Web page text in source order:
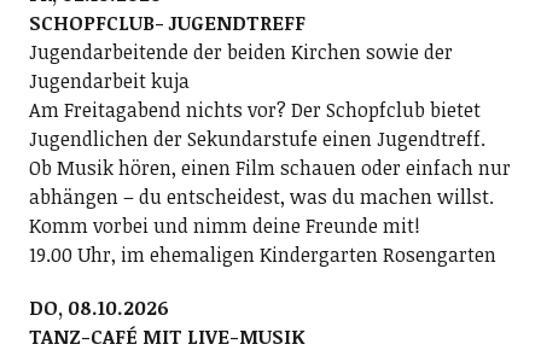
SCHOPFCLUB- JUGENDTREFF
Jugendarbeitende der beiden Kirchen sowie der
Jugendarbeit kuja
Am Freitagabend nichts vor? Der Schopfclub bietet
Jugendlichen der Sekundarstufe einen Jugendtreff.
Ob Musik hören, einen Film schauen oder einfach nur
abhängen – du entscheidest, was du machen willst.
Komm vorbei und nimm deine Freunde mit!
19.00 Uhr, im ehemaligen Kindergarten Rosengarten
DO, 08.10.2026
TANZ-CAFÉ MIT LIVE-MUSIK